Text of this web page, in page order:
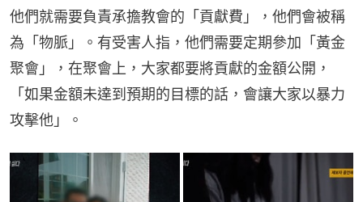
他們就需要負責承擔教會的「貢獻費」，他們會被稱
為「物脈」。有受害人指，他們需要定期參加「黃金
聚會」，在聚會上，大家都要將貢獻的金額公開，
「如果金額未達到預期的目標的話，會讓大家以暴力
攻擊他」。